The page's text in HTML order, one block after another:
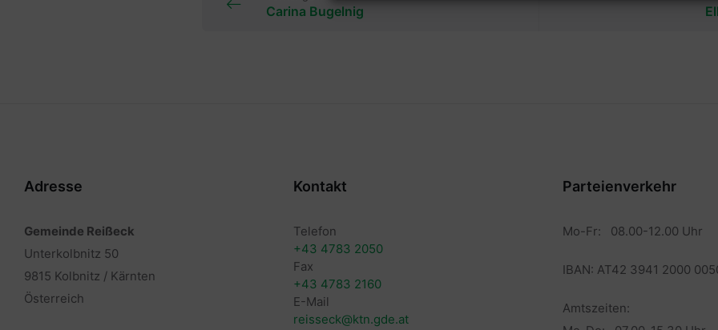
Carina Bugelnig
Adresse
Gemeinde Reißeck
Unterkolbnitz 50
9815 Kolbnitz / Kärnten
Österreich
Kontakt
Telefon
+43 4783 2050
Fax
+43 4783 2160
E-Mail
reisseck@ktn.gde.at
Parteienverkehr
Mo-Fr: 08.00-12.00 Uhr
IBAN: AT42 3941 2000
Amtszeiten: